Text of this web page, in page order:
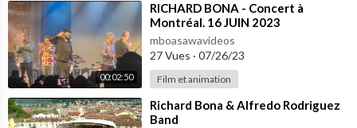
00:02:50
⁣RICHARD BONA - Concert à
Montréal. 16 JUIN 2023
mboasawavideos
27 Vues · 07/26/23
Film et animation
⁣Richard Bona & Alfredo Rodriguez
Band